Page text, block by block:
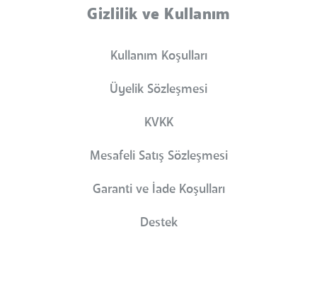
Gizlilik ve Kullanım
Kullanım Koşulları
Üyelik Sözleşmesi
KVKK
Mesafeli Satış Sözleşmesi
Garanti ve İade Koşulları
Destek